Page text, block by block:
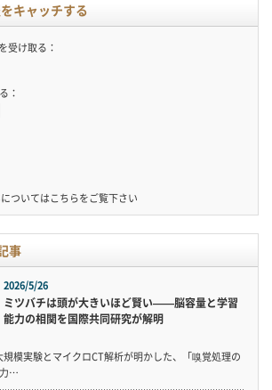
キャッチする
受け取る：
：
ついてはこちらをご覧下さい
事
2026/5/26
ミツバチは頭が大きいほど賢い——脳容量と学習
能力の相関を国際共同研究が解明
模実験とマイクロCT解析が明かした、「嗅覚処理の
…